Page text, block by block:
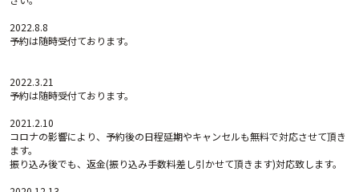
2022.8.8
予約は随時受付ております。
2022.3.21
予約は随時受付ております。
2021.2.10
コロナの影響により、予約後の日程延期やキャンセルも無料で対応させて頂き
ます。
振り込み後でも、返金(振り込み手数料差し引かせて頂きます)対応致します。